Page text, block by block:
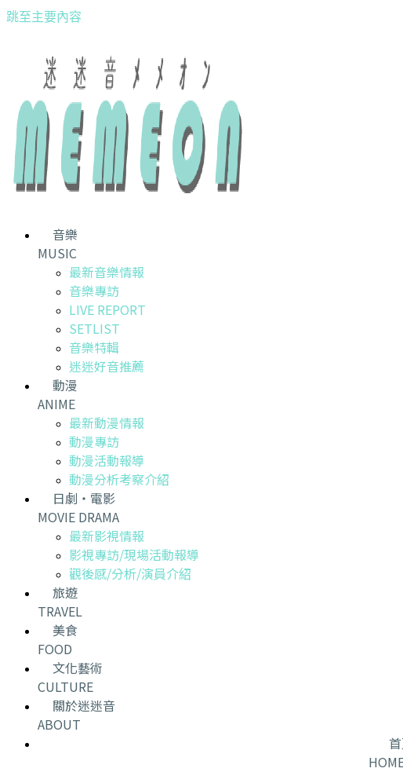
跳至主要內容
音樂
MUSIC
最新音樂情報
音樂專訪
LIVE REPORT
SETLIST
音樂特輯
迷迷好音推薦
動漫
ANIME
最新動漫情報
動漫專訪
動漫活動報導
動漫分析考察介紹
日劇・電影
MOVIE DRAMA
最新影視情報
影視專訪/現場活動報導
觀後感/分析/演員介紹
旅遊
TRAVEL
美食
FOOD
文化藝術
CULTURE
關於迷迷音
ABOUT